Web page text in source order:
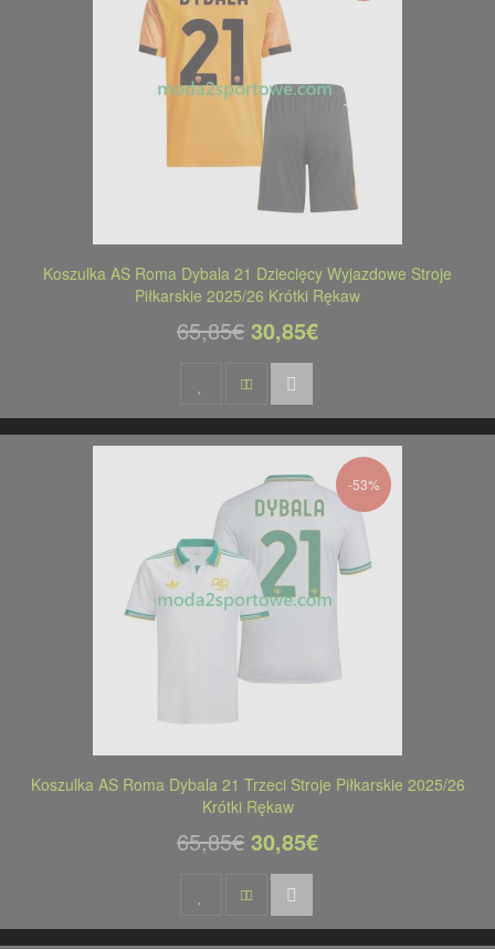
Koszulka AS Roma Dybala 21 Dziecięcy Wyjazdowe Stroje
Piłkarskie 2025/26 Krótki Rękaw
65,85€ 30,85€
-53%
Koszulka AS Roma Dybala 21 Trzeci Stroje Piłkarskie 2025/26
Krótki Rękaw
65,85€ 30,85€